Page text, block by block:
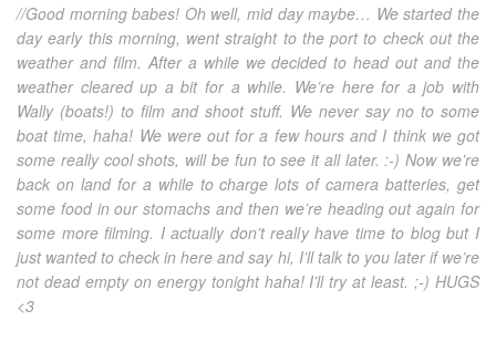
//Good morning babes! Oh well, mid day maybe… We started the
day early this morning, went straight to the port to check out the
weather and film. After a while we decided to head out and the
weather cleared up a bit for a while. We’re here for a job with
Wally (boats!) to film and shoot stuff. We never say no to some
boat time, haha! We were out for a few hours and I think we got
some really cool shots, will be fun to see it all later. :-) Now we’re
back on land for a while to charge lots of camera batteries, get
some food in our stomachs and then we’re heading out again for
some more filming. I actually don’t really have time to blog but I
just wanted to check in here and say hi, I’ll talk to you later if we’re
not dead empty on energy tonight haha! I’ll try at least. ;-) HUGS
<3